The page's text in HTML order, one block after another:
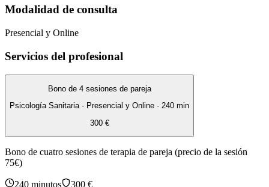
Modalidad de consulta
Presencial y Online
Servicios del profesional
Bono de 4 sesiones de pareja
Psicología Sanitaria· Presencial y Online · 240 min
300 €
Bono de cuatro sesiones de terapia de pareja (precio de la sesión
75€)
240 minutos 300 €